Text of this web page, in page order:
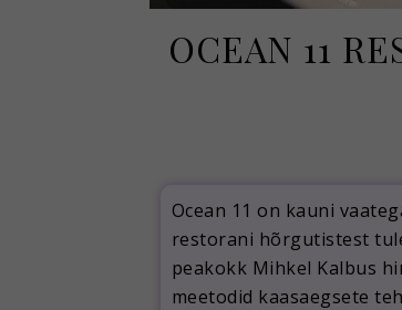
OCEAN 11
Ocean 11 on kauni
restorani hõrgutistest
peakokk Mihkel Kalbus
meetodid kaasaegsete